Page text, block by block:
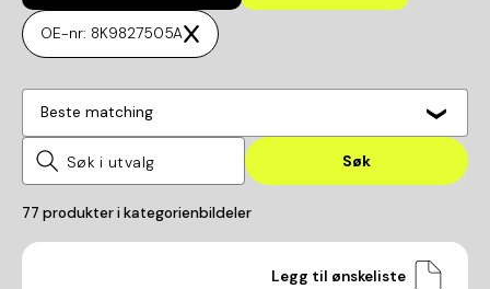
OE-nr: 8K9827505A
Beste matching
Søk
77 produkter i kategorienbildeler
Legg til ønskeliste